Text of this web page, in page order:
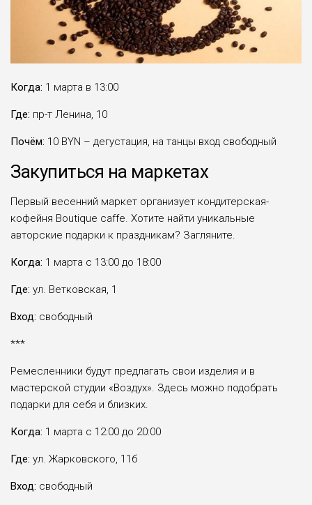
Когда: 1 марта в 13:00
Где: пр-т Ленина, 10
Почём: 10 BYN – дегустация, на танцы вход свободный
Закупиться на маркетах
Первый весенний маркет организует кондитерская-
кофейня Boutique caffe. Хотите найти уникальные
авторские подарки к праздникам? Загляните.
Когда: 1 марта с 13:00 до 18:00
Где: ул. Ветковская, 1
Вход: свободный
***
Ремесленники будут предлагать свои изделия и в
мастерской студии «Воздух». Здесь можно подобрать
подарки для себя и близких.
Когда: 1 марта с 12:00 до 20:00
Где: ул. Жарковского, 11б
Вход: свободный